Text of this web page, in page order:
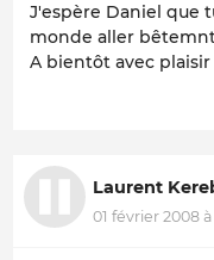
J'espère Daniel que
monde aller
A bientôt avec plaisir
Laurent
01 février 2008 à